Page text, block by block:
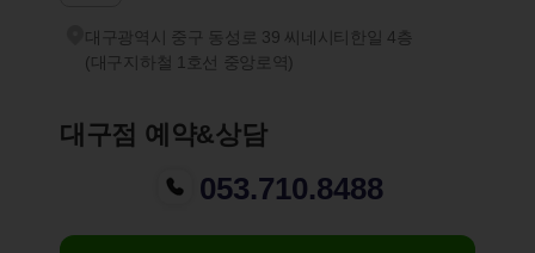
대구광역시 중구 동성로 39 씨네시티한일 4층
(대구지하철 1호선 중앙로역)
대구점 예약&상담
053.710.8488